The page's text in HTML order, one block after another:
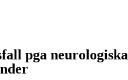
pga neurologiska